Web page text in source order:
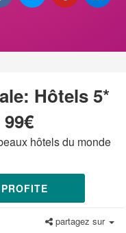
Hôtels 5*
hôtels du monde
partagez sur